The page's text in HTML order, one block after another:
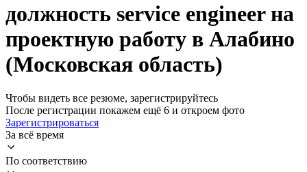
должность service engineer на
проектную работу в Алабино
(Московская область)
Чтобы видеть все резюме, зарегистрируйтесь
После регистрации покажем ещё 6 и откроем фото
Зарегистрироваться
За всё время
По соответствию